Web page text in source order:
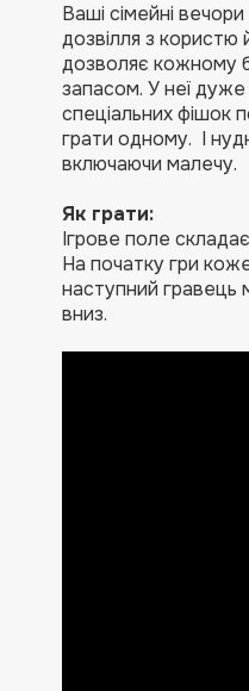
Ваші сімейні
дозвілля з
дозволяє кожному
запасом. У неї
спеціальних фішок
грати одному. І
включаючи малечу.
Як грати:
Ігрове поле
На початку гри
наступний гравець
вниз.